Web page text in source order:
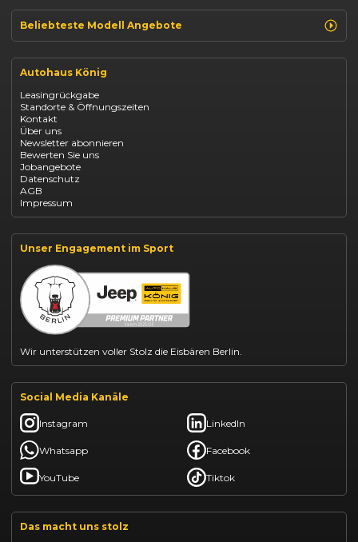
Beliebteste Modell Angebote
Renault Arkana Leasing
Renault Captur Leasing
Opel Astra leasen
Opel Mokka kaufen
Opel Grandland finanzieren
Opel Vivaro Gewerbeleasing
Fiat 500 finanzieren
Fiat Panda leasen
Dacia Duster finanzieren
Dacia Sandero kaufen
Dacia Jogger leasen
Jeep Compass leasen
Jeep Renegade finanzieren
Suzuki Swift finanzieren
BYD Dolphin finanzieren
Kia Ceed finanzieren
Kia Sportage leasen
Mazda CX-30 finanzieren
Citroën C3 leasen
Autohaus König
Leasingrückgabe
Standorte & Öffnungszeiten
Kontakt
Über uns
Newsletter abonnieren
Bewerten Sie uns
Jobangebote
Datenschutz
AGB
Impressum
Unser Engagement im Sport
Wir unterstützen voller Stolz die Eisbären Berlin.
Social Media Kanäle
Instagram LinkedIn
Whatsapp Facebook
YouTube Tiktok
Das macht uns stolz